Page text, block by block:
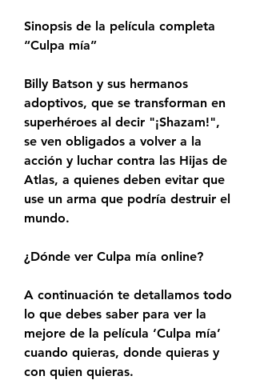
Sinopsis de la película completa
“Culpa mía”
Billy Batson y sus hermanos
adoptivos, que se transforman en
superhéroes al decir "¡Shazam!",
se ven obligados a volver a la
acción y luchar contra las Hijas de
Atlas, a quienes deben evitar que
use un arma que podría destruir el
mundo.
¿Dónde ver Culpa mía online?
A continuación te detallamos todo
lo que debes saber para ver la
mejore de la película ‘Culpa mía’
cuando quieras, donde quieras y
con quien quieras.